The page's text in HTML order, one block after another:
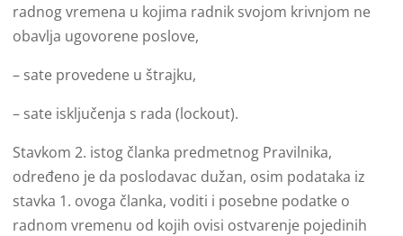
radnog vremena u kojima radnik svojom krivnjom ne
obavlja ugovorene poslove,
– sate provedene u štrajku,
– sate isključenja s rada (lockout).
Stavkom 2. istog članka predmetnog Pravilnika,
određeno je da poslodavac dužan, osim podataka iz
stavka 1. ovoga članka, voditi i posebne podatke o
radnom vremenu od kojih ovisi ostvarenje pojedinih